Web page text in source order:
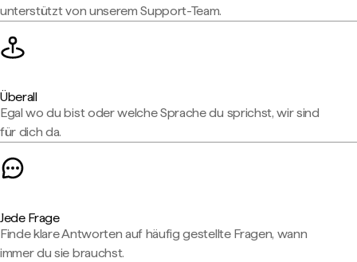
unterstützt von unserem Support-Team.
Überall
Egal wo du bist oder welche Sprache du sprichst, wir sind
für dich da.
Jede Frage
Finde klare Antworten auf häufig gestellte Fragen, wann
immer du sie brauchst.